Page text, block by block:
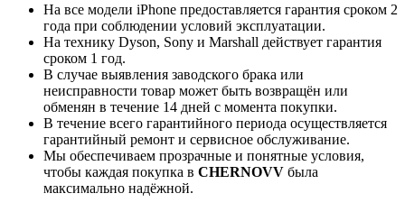
На все модели iPhone предоставляется гарантия сроком 2
года при соблюдении условий эксплуатации.
На технику Dyson, Sony и Marshall действует гарантия
сроком 1 год.
В случае выявления заводского брака или
неисправности товар может быть возвращён или
обменян в течение 14 дней с момента покупки.
В течение всего гарантийного периода осуществляется
гарантийный ремонт и сервисное обслуживание.
Мы обеспечиваем прозрачные и понятные условия,
чтобы каждая покупка в CHERNOVV была
максимально надёжной.